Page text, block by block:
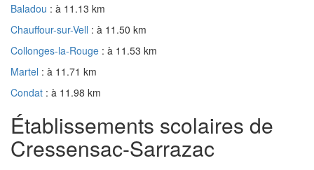
Baladou : à 11.13 km
Chauffour-sur-Vell : à 11.50 km
Collonges-la-Rouge : à 11.53 km
Martel : à 11.71 km
Condat : à 11.98 km
Établissements scolaires de
Cressensac-Sarrazac